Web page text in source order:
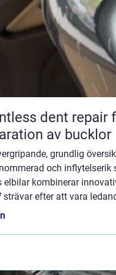
dent repair
av bucklor
grundlig
och inflytelserik
elbilar kombinerar
strävar efter att vara